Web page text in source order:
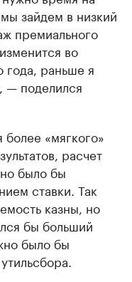
зайдем в низкий
премиального
во
года, раньше я
— поделился
«мягкого»
расчет
было бы
ставки. Так
казны, но
бы больший
было бы